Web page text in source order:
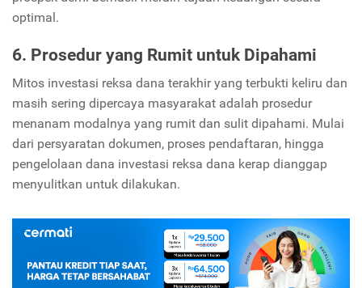
optimal.
6. Prosedur yang Rumit untuk Dipahami
Mitos investasi reksa dana terakhir yang terbukti keliru dan
masih sering dipercaya masyarakat adalah prosedur
menanam modalnya yang rumit dan sulit dipahami. Mulai
dari persyaratan dokumen, proses pendaftaran, hingga
pengelolaan dana investasi reksa dana kerap dianggap
menyulitkan untuk dilakukan.